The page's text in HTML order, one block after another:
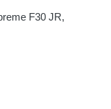
F30 JR,